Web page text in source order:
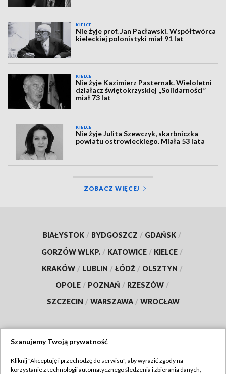
KIELCE
Nie żyje prof. Jan Pacławski. Współtwórca
kieleckiej polonistyki miał 91 lat
KIELCE
Nie żyje Kazimierz Pasternak. Wieloletni
działacz świętokrzyskiej „Solidarności”
miał 73 lat
KIELCE
Nie żyje Julita Szewczyk, skarbniczka
powiatu ostrowieckiego. Miała 53 lata
ZOBACZ WIĘCEJ
BIAŁYSTOK / BYDGOSZCZ / GDAŃSK /
GORZÓW WLKP. / KATOWICE / KIELCE /
KRAKÓW / LUBLIN / ŁÓDŹ / OLSZTYN /
OPOLE / POZNAŃ / RZESZÓW /
SZCZECIN / WARSZAWA / WROCŁAW
Szanujemy Twoją prywatność
Kliknij "Akceptuję i przechodzę do serwisu", aby wyrazić zgody na
korzystanie z technologii automatycznego śledzenia i zbierania danych,